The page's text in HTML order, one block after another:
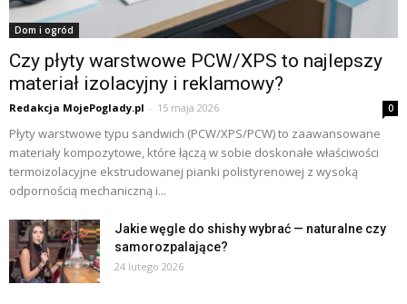
Dom i ogród
Czy płyty warstwowe PCW/XPS to najlepszy
materiał izolacyjny i reklamowy?
Redakcja MojePoglady.pl - 15 maja 2026 0
Płyty warstwowe typu sandwich (PCW/XPS/PCW) to zaawansowane
materiały kompozytowe, które łączą w sobie doskonałe właściwości
termoizolacyjne ekstrudowanej pianki polistyrenowej z wysoką
odpornością mechaniczną i...
Jakie węgle do shishy wybrać — naturalne czy
samorozpalające?
24 lutego 2026